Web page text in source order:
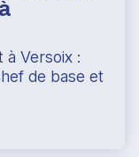
à Versoix :
de base et